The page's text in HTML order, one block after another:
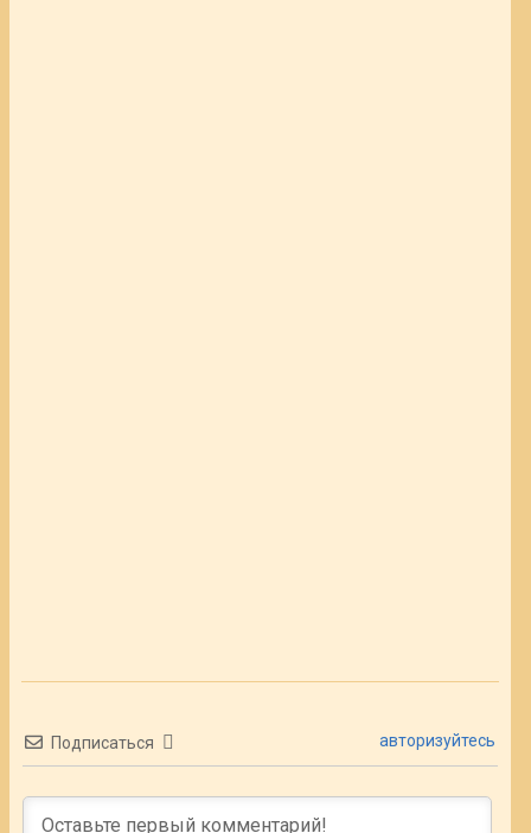
Подписаться авторизуйтесь